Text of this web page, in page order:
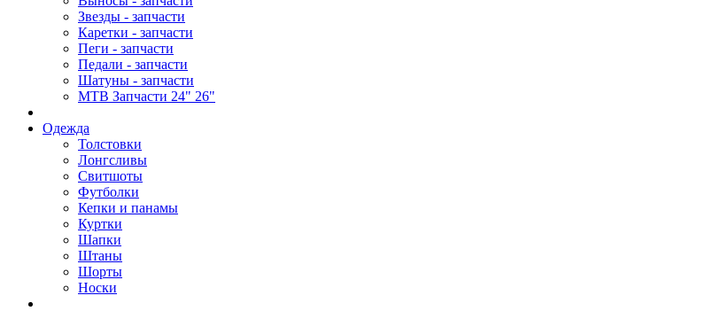
Звезды - запчасти
Каретки - запчасти
Пеги - запчасти
Педали - запчасти
Шатуны - запчасти
MTB Запчасти 24" 26"
Одежда
Толстовки
Лонгсливы
Свитшоты
Футболки
Кепки и панамы
Куртки
Шапки
Штаны
Шорты
Носки